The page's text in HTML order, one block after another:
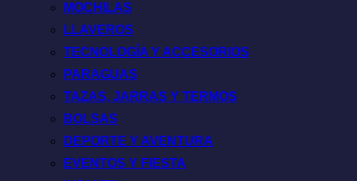
MOCHILAS
LLAVEROS
TECNOLOGÍA Y ACCESORIOS
PARAGUAS
TAZAS, JARRAS Y TERMOS
BOLSAS
DEPORTE Y AVENTURA
EVENTOS Y FIESTA